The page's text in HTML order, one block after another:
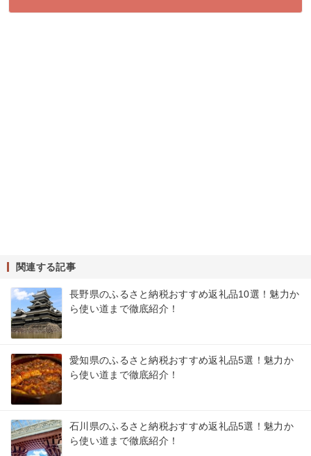
関連する記事
長野県のふるさと納税おすすめ返礼品10選！魅力か
ら使い道まで徹底紹介！
愛知県のふるさと納税おすすめ返礼品5選！魅力か
ら使い道まで徹底紹介！
石川県のふるさと納税おすすめ返礼品5選！魅力か
ら使い道まで徹底紹介！